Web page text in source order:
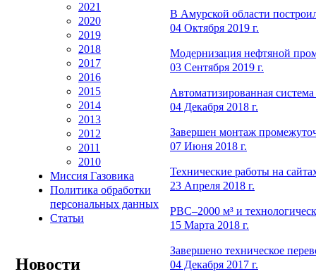
2021
2020
2019
2018
2017
2016
2015
2014
2013
2012
2011
2010
Миссия Газовика
Политика обработки
персональных данных
Статьи
Новости
В Амурской области
04 Октября 2019 г.
Модернизация нефтяной
03 Сентября 2019 г.
Автоматизированная
04 Декабря 2018 г.
Завершен монтаж
07 Июня 2018 г.
Технические работы на
23 Апреля 2018 г.
РВС–2000 м³ и
15 Марта 2018 г.
Завершено техническое
04 Декабря 2017 г.